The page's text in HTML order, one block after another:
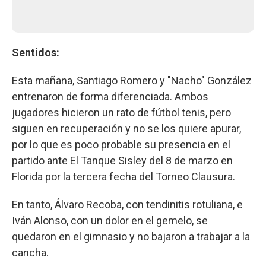
Sentidos:
Esta mañana, Santiago Romero y "Nacho" González
entrenaron de forma diferenciada. Ambos
jugadores hicieron un rato de fútbol tenis, pero
siguen en recuperación y no se los quiere apurar,
por lo que es poco probable su presencia en el
partido ante El Tanque Sisley del 8 de marzo en
Florida por la tercera fecha del Torneo Clausura.
En tanto, Álvaro Recoba, con tendinitis rotuliana, e
Iván Alonso, con un dolor en el gemelo, se
quedaron en el gimnasio y no bajaron a trabajar a la
cancha.